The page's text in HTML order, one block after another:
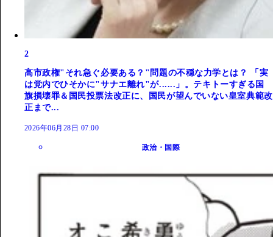
2
高市政権"それ急ぐ必要ある？"問題の不穏な力学とは？ 「実
は党内でひそかに"サナエ離れ"が......」。テキトーすぎる国
旗損壊罪＆国民投票法改正に、国民が望んでいない皇室典範改
正まで...
2026年06月28日 07:00
政治・国際